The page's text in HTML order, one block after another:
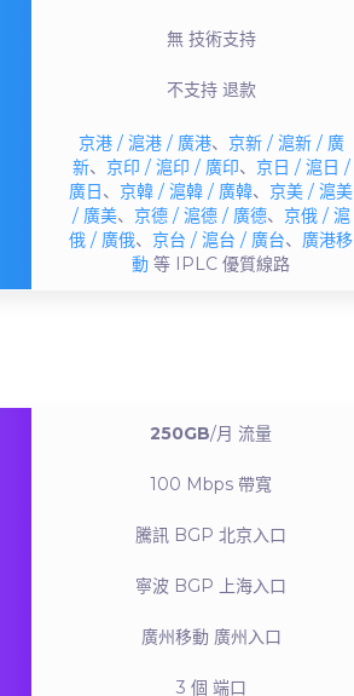
無技術支持
不支持退款
京港 / 滬港 / 廣港、 京新 / 滬新 / 廣
新、 京印 / 滬印 / 廣印、 京日 / 滬日 /
廣日、 京韓 / 滬韓 / 廣韓、 京美 / 滬美
/ 廣美、 京德 / 滬德 / 廣德、 京俄 / 滬
俄 / 廣俄、 京台 / 滬台 / 廣台、 廣港移
動 等 IPLC 優質線路
250GB/月 流量
100 Mbps 帶寬
騰訊 BGP 北京入口
寧波 BGP 上海入口
廣州移動 廣州入口
3 個 端口